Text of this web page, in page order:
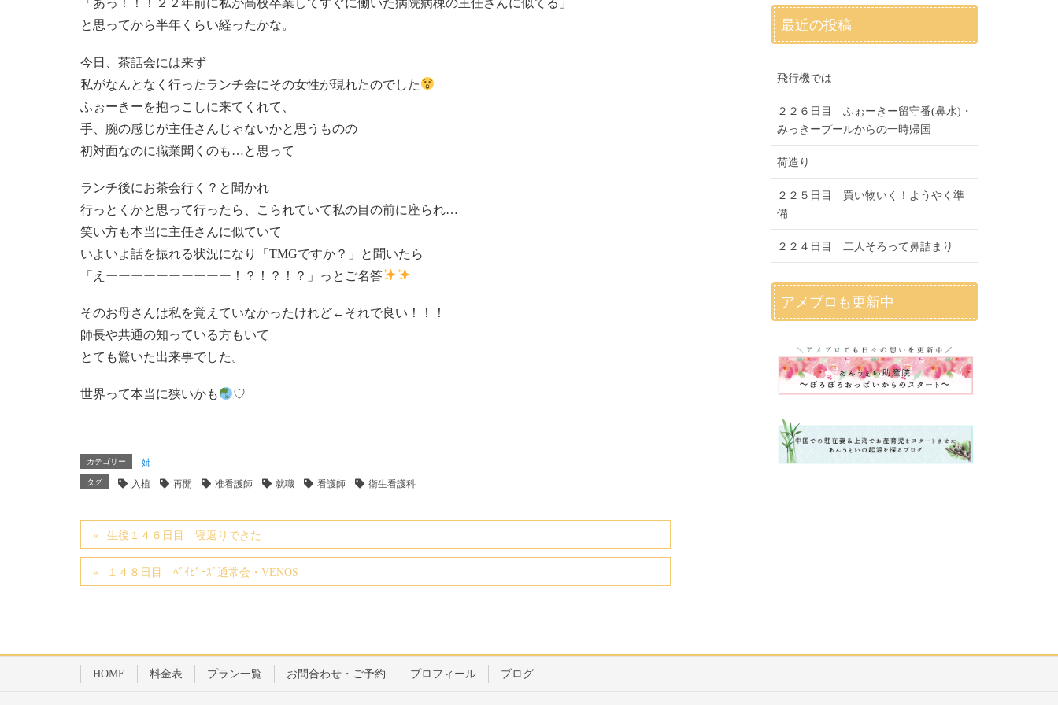
「あっ！！！２２年前に私が高校卒業してすぐに働いた病院病棟の主任さんに似てる」
と思ってから半年くらい経ったかな。
今日、茶話会には来ず
私がなんとなく行ったランチ会にその女性が現れたのでした
ふぉーきーを抱っこしに来てくれて、
手、腕の感じが主任さんじゃないかと思うものの
初対面なのに職業聞くのも…と思って
ランチ後にお茶会行く？と聞かれ
行っとくかと思って行ったら、こられていて私の目の前に座られ…
笑い方も本当に主任さんに似ていて
いよいよ話を振れる状況になり「TMGですか？」と聞いたら
「えーーーーーーーーーー！？！？！？」っとご名答
そのお母さんは私を覚えていなかったけれど←それで良い！！！
師長や共通の知っている方もいて
とても驚いた出来事でした。
世界って本当に狭いかも ♡
カテゴリー 姉
タグ 入植 再開 准看護師 就職 看護師 衛生看護科
生後１４６日目 寝返りできた
１４８日目 ﾍﾞｲﾋﾞｰｽﾞ通常会・VENOS
最近の投稿
飛行機では
２２６日目 ふぉーきー留守番(鼻水)・
みっきープールからの一時帰国
荷造り
２２５日目 買い物いく！ようやく準
備
２２４日目 二人そろって鼻詰まり
アメブロも更新中
HOME 料金表 プラン一覧 お問合わせ・ご予約 プロフィール ブログ